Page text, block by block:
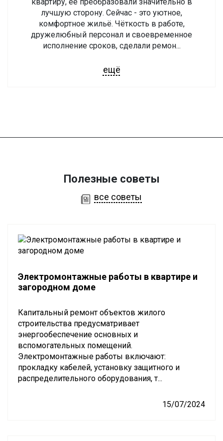
лучшую сторону. Сейчас - это уютное,
комфортное жильё. Чёткость в работе,
дружелюбный персонал и своевременное
исполнение сроков, сделали ремон...
ещё
Полезные советы
все советы
Электромонтажные работы в квартире и
загородном доме
Капитальный ремонт объектов жилого
строительства предусматривает
энергообеспечение основных и
вспомогательных помещений.
Электромонтажные работы включают:
прокладку кабелей, установку защитного и
распределительного оборудования, т...
15/07/2024